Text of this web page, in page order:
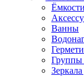
Ванны
Группы